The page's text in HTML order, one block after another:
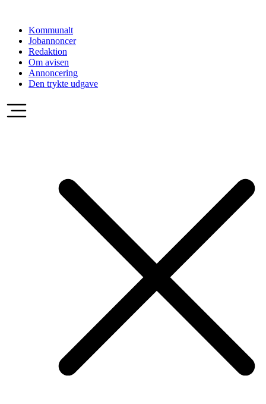
indholdKommunalt
Jobannoncer
Redaktion
Om avisen
Annoncering
Den trykte udgave